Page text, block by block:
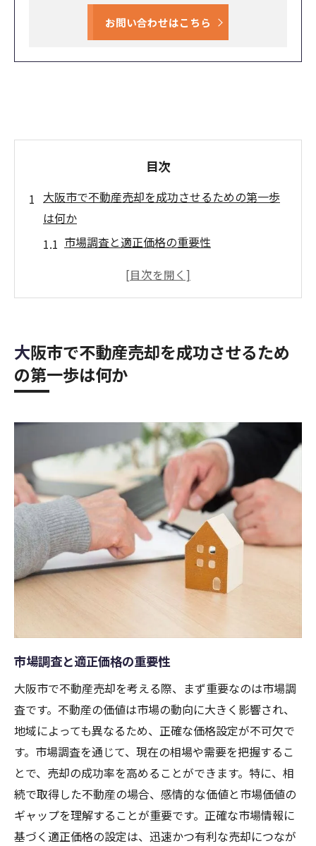
お問い合わせはこちら
目次
大阪市で不動産売却を成功させるための第一歩
は何か
市場調査と適正価格の重要性
信頼できる不動産会社の選び方
買い手を引きつけるための物件の魅力
相続不動産売却を円滑に進めるための専門家の
相続税対策と専門家の助言
法務の手続きと書類作成のサポート
複数の相続人間での調整方法
相続不動産の評価と査定
トラブルを避けるための法的アドバイス
専門家によるスムーズな売却の実現
不動産売却の流れと相続手続きのポイントを解
法的書類の整備と提出手続き
売却後の手続きと税務申告
家族間での合意形成の重要性
相続不動産の評価基準について
大阪市で不動産売却時に注意すべき法務と税務
のポイント
大阪市特有の不動産取引の法務
売却時の税務申告と控除のポイント
大阪市で不動産売却を成功させるため
の第一歩は何か
市場調査と適正価格の重要性
大阪市で不動産売却を考える際、まず重要なのは市場調
査です。不動産の価値は市場の動向に大きく影響され、
地域によっても異なるため、正確な価格設定が不可欠で
す。市場調査を通じて、現在の相場や需要を把握するこ
とで、売却の成功率を高めることができます。特に、相
続で取得した不動産の場合、感情的な価値と市場価値の
ギャップを理解することが重要です。正確な市場情報に
基づく適正価格の設定は、迅速かつ有利な売却につなが